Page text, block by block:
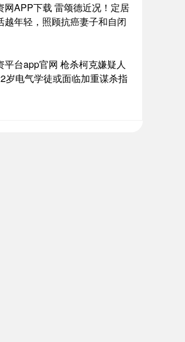
网APP下载 雷颂德近况！定居
越年轻，照顾抗癌妻子和自闭
平台app官网 枪杀柯克嫌疑人
岁电气学徒或面临加重谋杀指